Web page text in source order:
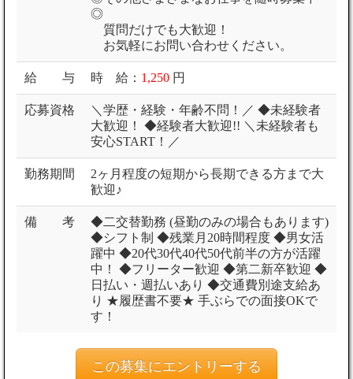
◎
質問だけでも大歓迎！
お気軽にお問い合わせください。
給 与 時 給： 1,250 円
応募資格
＼学歴・経験・年齢不問！／ ◆未経験者
大歓迎！ ◆経験者大歓迎!! ＼未経験者も
安心START！／
勤務期間
2ヶ月程度の短期から長期できる方まで大
歓迎♪
備 考
◆二交替勤務 (昼勤のみの場合もあります)
◆シフト制 ◆残業月20時間程度 ◆男女活
躍中 ◆20代30代40代50代前半の方が活躍
中！ ◆フリーター歓迎 ◆第二新卒歓迎 ◆
日払い・週払いあり ◆交通費別途支給あ
り ★履歴書不要★ 手ぶらでの面接OKで
す！
この募集にエントリーする